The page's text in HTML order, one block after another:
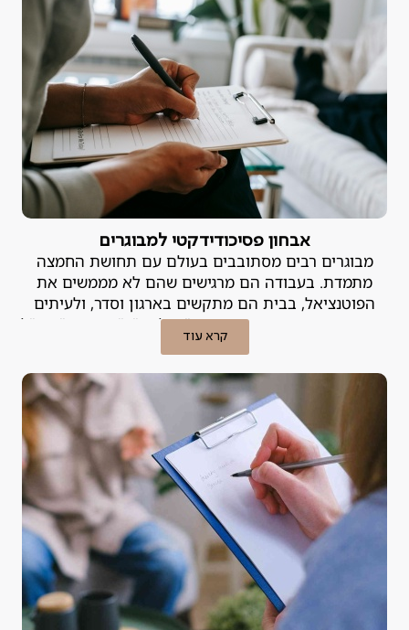
אבחון פסיכודידקטי למבוגרים
מבוגרים רבים מסתובבים בעולם עם תחושת החמצה
מתמדת. בעבודה הם מרגישים שהם לא מממשים את
הפוטנציאל, בבית הם מתקשים בארגון וסדר, ולעיתים
קרובות הם מתייגים את עצמם כ"עצלנים", "מפוזרים" או "לא
מספיק חכמים". האמת היא, שבמקרים רבים הקושי אינו נובע
אובחנה.
קרא עוד